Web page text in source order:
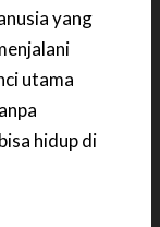
yang
utama
hidup di